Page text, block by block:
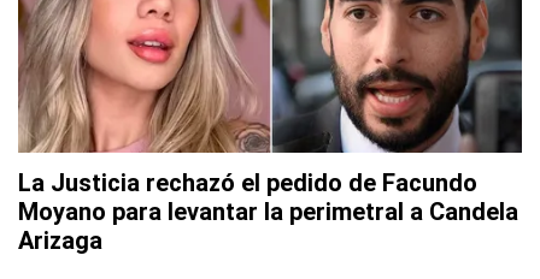
La Justicia rechazó el pedido de Facundo
Moyano para levantar la perimetral a Candela
Arizaga